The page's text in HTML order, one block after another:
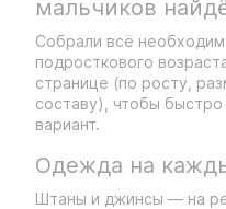
мальчиков
Собрали всё
подросткового
странице (по росту,
составу), чтобы
вариант.
Одежда на
Штаны и джинсы — на